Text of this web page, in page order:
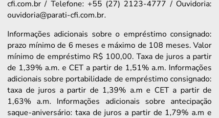
cfi.com.br / Telefone: +55 (27) 2123-4777 / Ouvidoria:
ouvidoria@parati-cfi.com.br.
Informações adicionais sobre o empréstimo consignado:
prazo mínimo de 6 meses e máximo de 108 meses. Valor
mínimo de empréstimo R$ 100,00. Taxa de juros a partir
de 1,39% a.m. e CET a partir de 1,51% a.m. Informações
adicionais sobre portabilidade de empréstimo consignado:
taxa de juros a partir de 1,39% a.m e CET a partir de
1,63% a.m. Informações adicionais sobre antecipação
saque-aniversário: taxa de juros a partir de 1,79% a.m e